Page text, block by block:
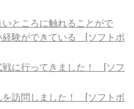
ところに触れることがで
経験ができている [ソフトボ
戦に行ってきました！ [ソフ
を訪問しました！ [ソフトボ